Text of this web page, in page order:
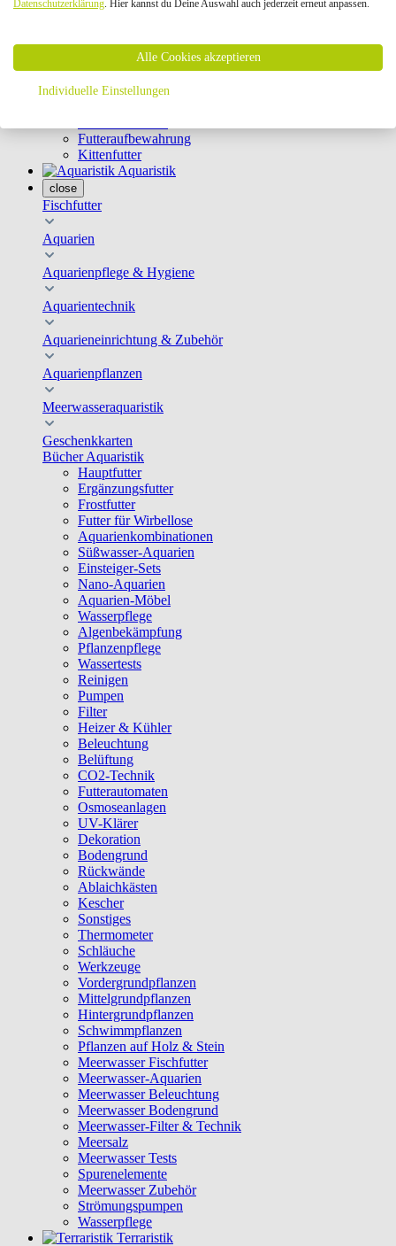
Geschirre & Leinen
Schutznetze
Kippfensterschutz
Katzenkameras
Futternäpfe
Futteraufbewahrung
Kittenfutter
Aquaristik
close
Fischfutter
Aquarien
Aquarienpflege & Hygiene
Aquarientechnik
Aquarieneinrichtung & Zubehör
Aquarienpflanzen
Meerwasseraquaristik
Geschenkkarten
Bücher Aquaristik
Hauptfutter
Ergänzungsfutter
Frostfutter
Futter für Wirbellose
Aquarienkombinationen
Süßwasser-Aquarien
Einsteiger-Sets
Nano-Aquarien
Aquarien-Möbel
Wasserpflege
Algenbekämpfung
Pflanzenpflege
Wassertests
Reinigen
Pumpen
Filter
Heizer & Kühler
Beleuchtung
Belüftung
CO2-Technik
Futterautomaten
Osmoseanlagen
UV-Klärer
Dekoration
Bodengrund
Rückwände
Ablaichkästen
Kescher
Sonstiges
Thermometer
Schläuche
Werkzeuge
Vordergrundpflanzen
Mittelgrundpflanzen
Hintergrundpflanzen
Schwimmpflanzen
Pflanzen auf Holz & Stein
Meerwasser Fischfutter
Meerwasser-Aquarien
Meerwasser Beleuchtung
Meerwasser Bodengrund
Meerwasser-Filter & Technik
Meersalz
Meerwasser Tests
Spurenelemente
Meerwasser Zubehör
Strömungspumpen
Wasserpflege
Terraristik
Datenschutzerklärung. Hier kannst du Deine Auswahl auch jederzeit erneut anpassen.
Alle Cookies akzeptieren
Individuelle Einstellungen